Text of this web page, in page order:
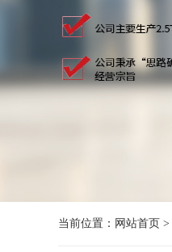
当前位置： 网站首页 >